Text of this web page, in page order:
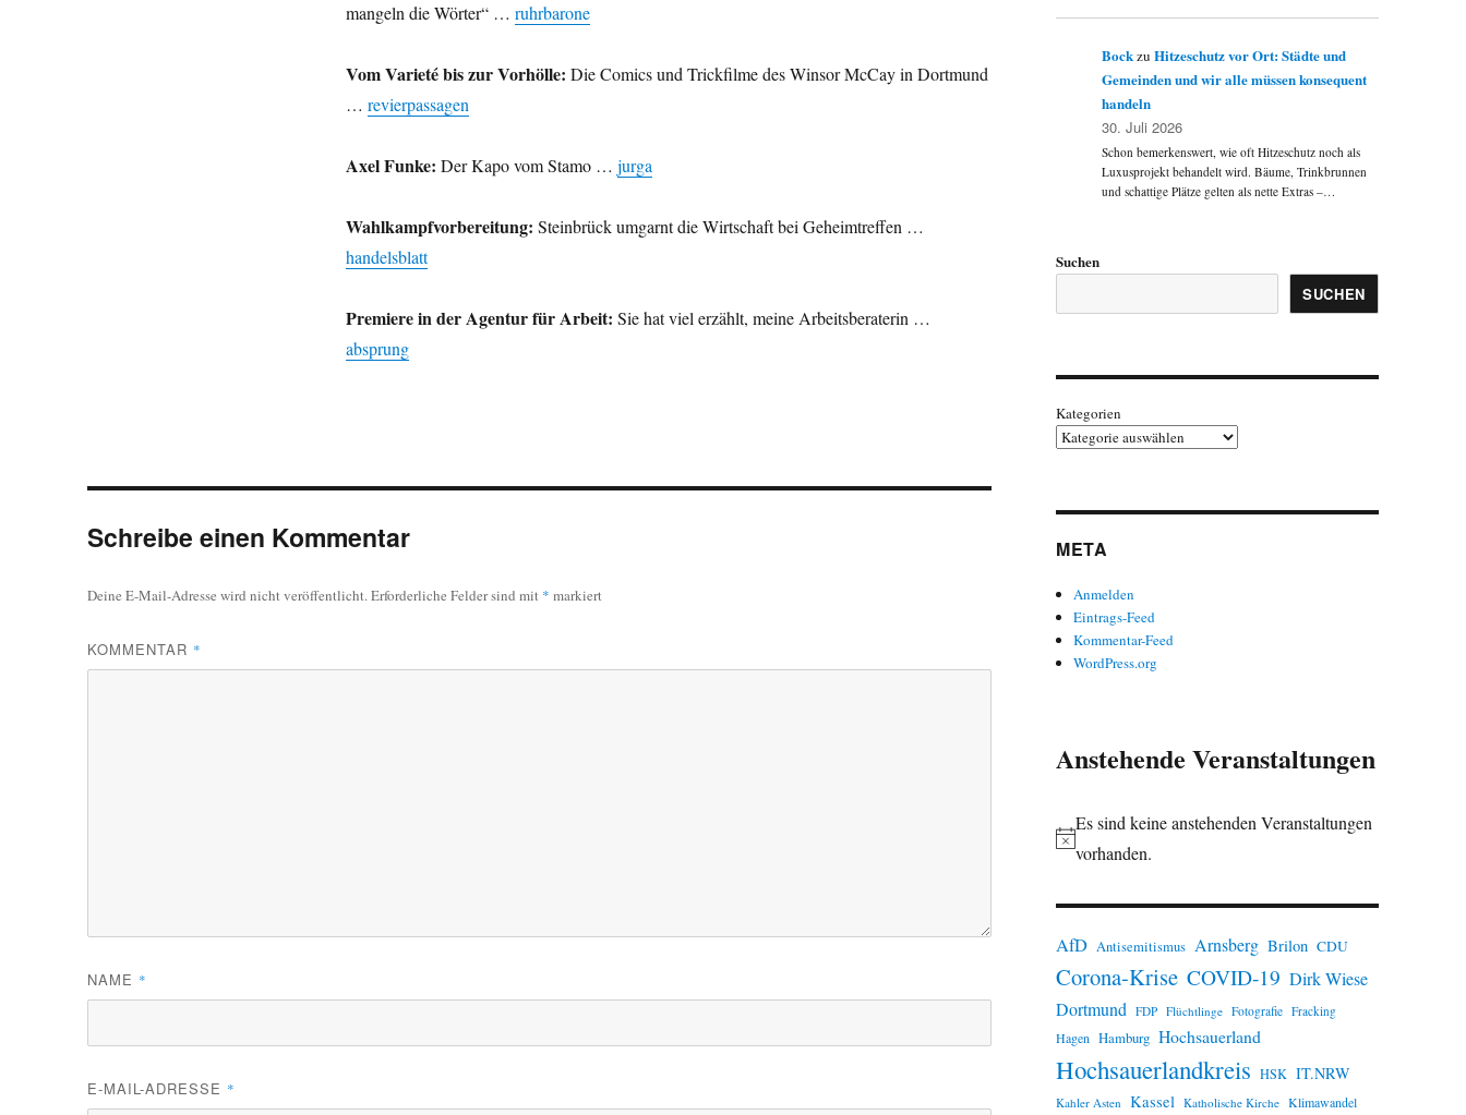
mangeln die Wörter“ … ruhrbarone
Vom Varieté bis zur Vorhölle: Die Comics und Trickfilme des Winsor McCay in Dortmund
… revierpassagen
Axel Funke: Der Kapo vom Stamo … jurga
Wahlkampfvorbereitung: Steinbrück umgarnt die Wirtschaft bei Geheimtreffen …
handelsblatt
Premiere in der Agentur für Arbeit: Sie hat viel erzählt, meine Arbeitsberaterin …
absprung
Schreibe einen Kommentar
Deine E-Mail-Adresse wird nicht veröffentlicht.Erforderliche Felder sind mit * markiert
KOMMENTAR *
NAME *
E-MAIL-ADRESSE *
BockzuHitzeschutz vor Ort: Städte und
Gemeinden und wir alle müssen konsequent
handeln
30. Juli 2026
Schon bemerkenswert, wie oft Hitzeschutz noch als
Luxusprojekt behandelt wird. Bäume, Trinkbrunnen
und schattige Plätze gelten als nette Extras –…
Suchen
SUCHEN
Kategorien
META
Anmelden
Eintrags-Feed
Kommentar-Feed
WordPress.org
Anstehende Veranstaltungen
H
n
w
e
i
s
Es sind keine anstehenden Veranstaltungen
vorhanden.
AfD Antisemitismus Arnsberg Brilon CDU
Corona-Krise COVID-19 Dirk Wiese
Dortmund FDP Flüchtlinge Fotografie Fracking
Hagen Hamburg Hochsauerland
Hochsauerlandkreis HSK IT.NRW
Kahler Asten Kassel Katholische Kirche Klimawandel